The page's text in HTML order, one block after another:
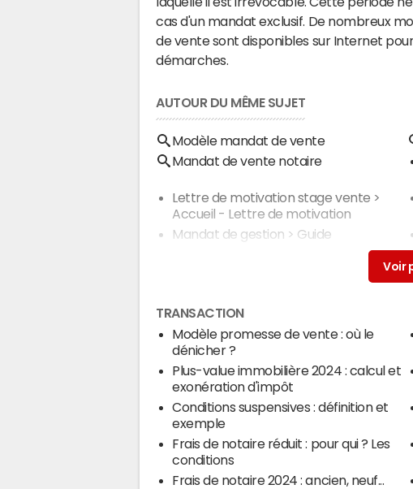
cas d'un mandat exclusif. De nombreux
de vente sont disponibles sur Internet
démarches.
AUTOUR DU MÊME SUJET
Modèle mandat de vente
Mandat de vente notaire
Lettre de motivation stage vente >
Accueil - Lettre de motivation
Mandat de gestion > Guide
TRANSACTION
Modèle promesse de vente : où le
dénicher ?
Plus-value immobilière 2024 : calcul et
exonération d'impôt
Conditions suspensives : définition et
exemple
Frais de notaire réduit : pour qui ? Les
conditions
Frais de notaire 2024 : ancien, neuf...